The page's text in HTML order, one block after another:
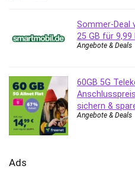
Sommer-Deal
25 GB für
Angebote & Deals
60GB 5G
sichern &
Angebote & Deals
Ads